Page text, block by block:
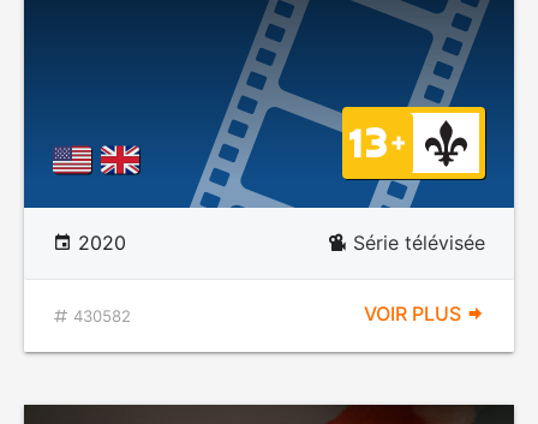
2020 Série télévisée
430582 VOIR PLUS